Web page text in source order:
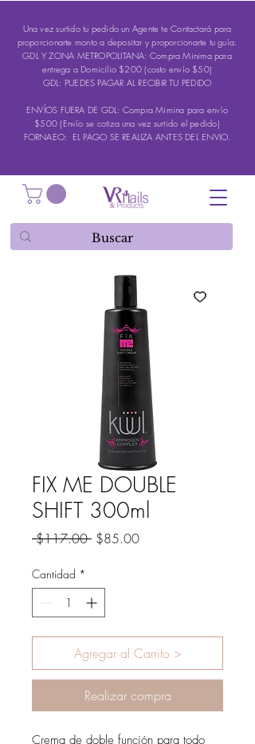
Una vez surtido tu pedido un Agente te Contactará para
proporcionarte monto a depositar y proporcionarte tu guía.
GDL Y ZONA METROPOLITANA: Compra Minima para
entrega a Domicilio $200 (costo envío $50)
GDL: PUEDES PAGAR AL RECIBIR TU PEDIDO
ENVÍOS FUERA DE GDL: Compra Mimina para envío
$500 (Envío se cotiza una vez surtido el pedido)
FORNAEO: EL PAGO SE REALIZA ANTES DEL ENVIO.
FIX ME DOUBLE
SHIFT 300ml
$117.00 Precio
$85.00Precio
Cantidad *
Agregar al Carrito >
Realizar compra
Crema de doble función para todo